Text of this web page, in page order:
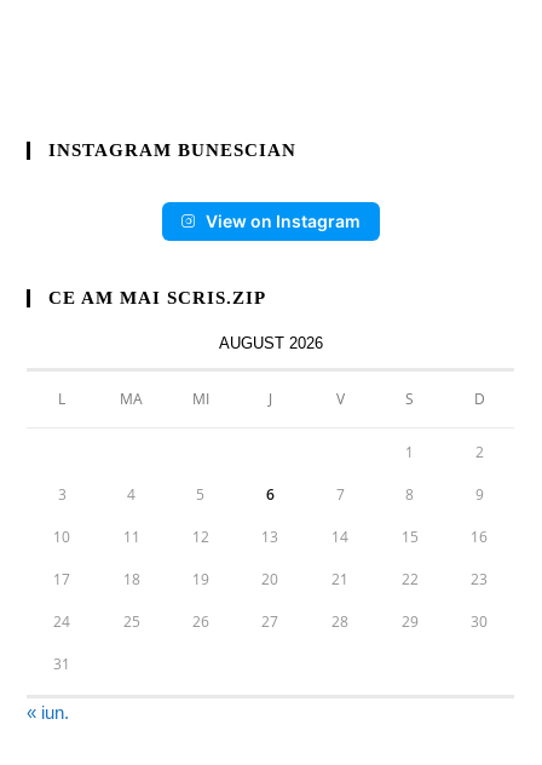
INSTAGRAM BUNESCIAN
View on Instagram
CE AM MAI SCRIS.ZIP
AUGUST 2026
L MA MI J V S D
1 2
3 4 5 6 7 8 9
10 11 12 13 14 15 16
17 18 19 20 21 22 23
24 25 26 27 28 29 30
31
« iun.